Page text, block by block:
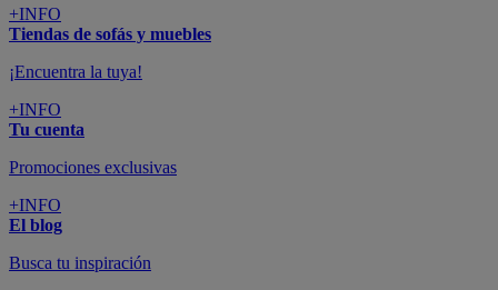
+INFO
Tiendas de sofás y muebles
¡Encuentra la tuya!
+INFO
Tu cuenta
Promociones exclusivas
+INFO
El blog
Busca tu inspiración